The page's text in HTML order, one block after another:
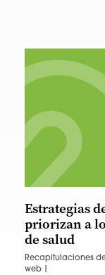
Estrategias
priorizan a
de salud
Recapitulaciones
web |